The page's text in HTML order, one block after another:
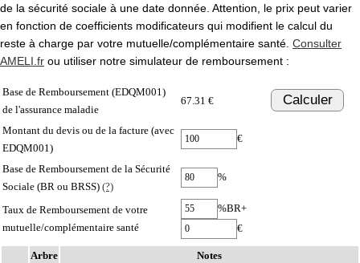
de la sécurité sociale à une date donnée. Attention, le prix peut varier
en fonction de coefficients modificateurs qui modifient le calcul du
reste à charge par votre mutuelle/complémentaire santé. Consulter
AMELI.fr ou utiliser notre simulateur de remboursement :
Base de Remboursement (EDQM001)
de l'assurance maladie
67.31 € Calculer
Montant du devis ou de la facture (avec
EDQM001)
€
Base de Remboursement de la Sécurité
Sociale (BR ou BRSS) (?)
%
Taux de Remboursement de votre
mutuelle/complémentaire santé
%BR+
€
Arbre Notes